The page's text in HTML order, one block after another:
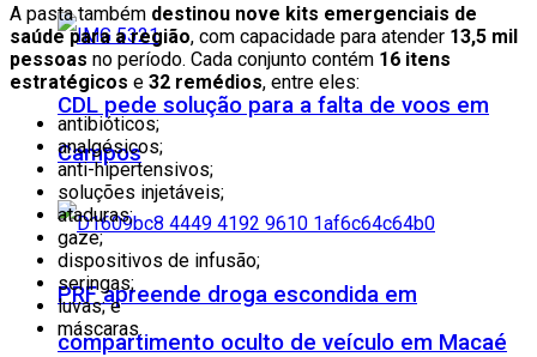
CDL pede solução para a falta de voos em
Campos
PRF apreende droga escondida em
compartimento oculto de veículo em Macaé
A pasta também destinou nove kits emergenciais de
saúde para a região, com capacidade para atender 13,5 mil
pessoas no período. Cada conjunto contém 16 itens
estratégicos e 32 remédios, entre eles:
antibióticos;
analgésicos;
anti-hipertensivos;
soluções injetáveis;
ataduras;
gaze;
dispositivos de infusão;
seringas;
luvas; e
máscaras.